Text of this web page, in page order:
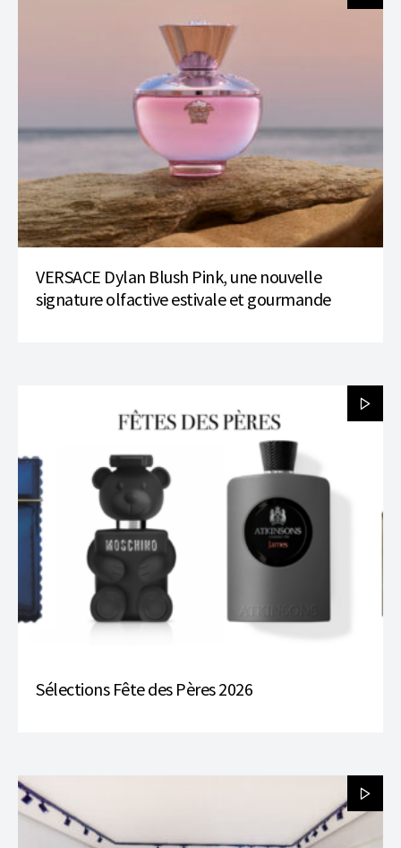
VERSACE Dylan Blush Pink, une nouvelle
signature olfactive estivale et gourmande
Sélections Fête des Pères 2026